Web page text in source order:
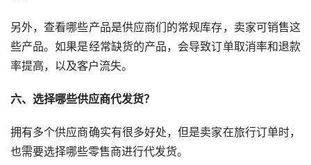
另外，查看哪些产品是供应商们的常规库存，卖家可销售这
些产品。如果是经常缺货的产品，会导致订单取消率和退款
率提高，以及客户流失。
六、选择哪些供应商代发货？
拥有多个供应商确实有很多好处，但是卖家在旅行订单时，
也需要选择哪些零售商进行代发货。